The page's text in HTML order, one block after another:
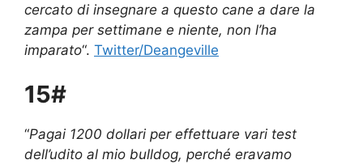
cercato di insegnare a questo cane a dare la
zampa per settimane e niente, non l’ha
imparato“. Twitter/Deangeville
15#
“Pagai 1200 dollari per effettuare vari test
dell’udito al mio bulldog, perché eravamo